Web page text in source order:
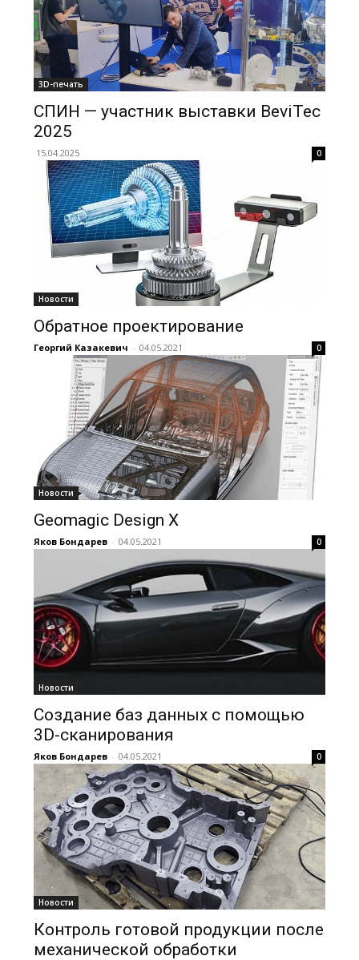
3D-печать
СПИН — участник выставки BeviTec
2025
15.04.2025 0
Новости
Обратное проектирование
Георгий Казакевич - 04.05.2021 0
Новости
Geomagic Design X
Яков Бондарев - 04.05.2021 0
Новости
Создание баз данных с помощью
3D-сканирования
Яков Бондарев - 04.05.2021 0
Новости
Контроль готовой продукции после
механической обработки